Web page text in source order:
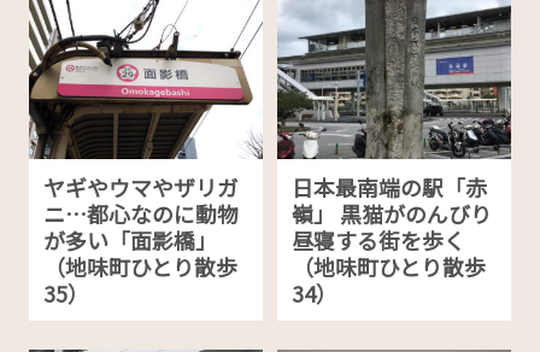
ヤギやウマやザリガ
ニ…都心なのに動物
が多い「面影橋」
（地味町ひとり散歩
35）
日本最南端の駅「赤
嶺」 黒猫がのんびり
昼寝する街を歩く
（地味町ひとり散歩
34）